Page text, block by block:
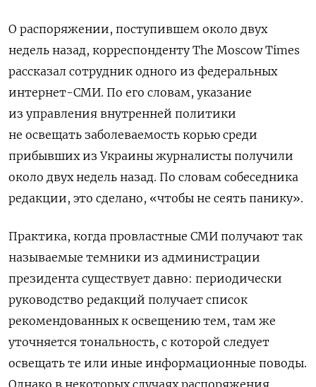
О распоряжении, поступившем около двух
недель назад, корреспонденту The Moscow Times
рассказал сотрудник одного из федеральных
интернет-СМИ. По его словам, указание
из управления внутренней политики
не освещать заболеваемость корью среди
прибывших из Украины журналисты получили
около двух недель назад. По словам собеседника
редакции, это сделано, «чтобы не сеять панику».
Практика, когда провластные СМИ получают так
называемые темники из администрации
президента существует давно: периодически
руководство редакций получает список
рекомендованных к освещению тем, там же
уточняется тональность, с которой следует
освещать те или иные информационные поводы.
Однако в некоторых случаях распоряжения